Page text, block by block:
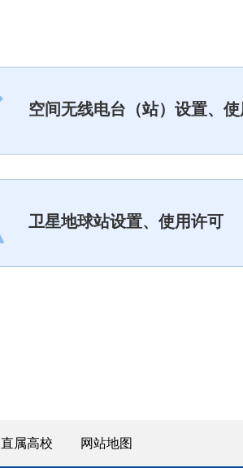
空间无线电台（站）设置、
卫星地球站设置、使用许可
直属高校 网站地图